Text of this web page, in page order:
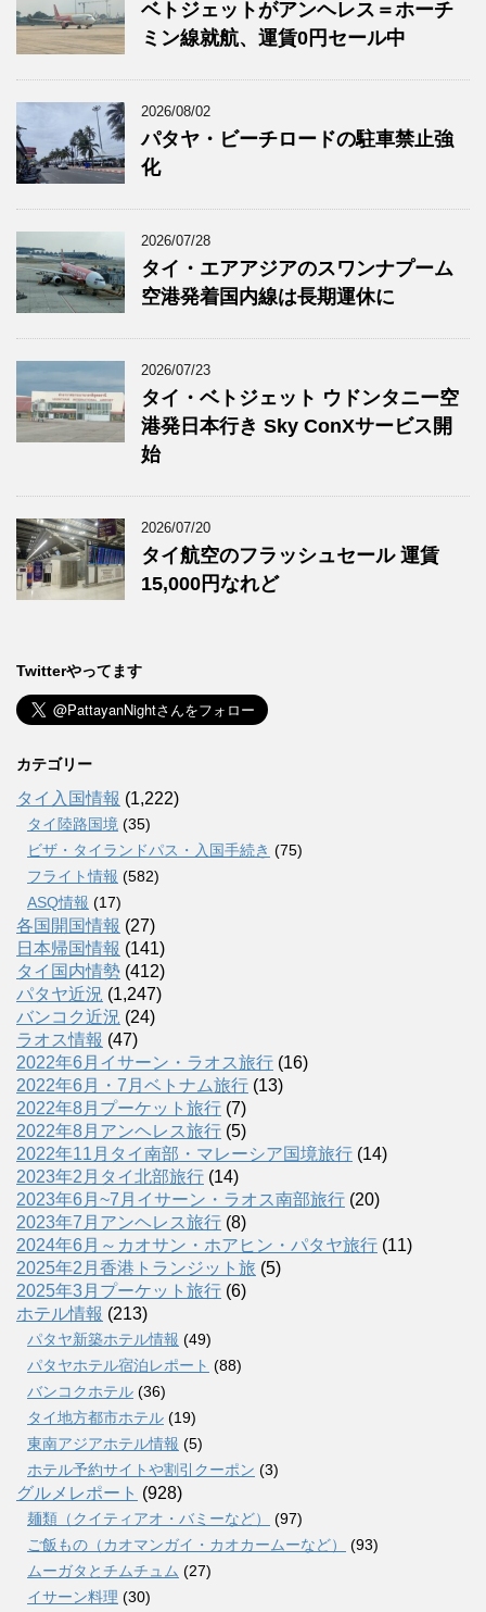
ベトジェットがアンヘレス＝ホーチ
ミン線就航、運賃0円セール中
2026/08/02
パタヤ・ビーチロードの駐車禁止強
化
2026/07/28
タイ・エアアジアのスワンナプーム
空港発着国内線は長期運休に
2026/07/23
タイ・ベトジェット ウドンタニー空
港発日本行き Sky ConXサービス開
始
2026/07/20
タイ航空のフラッシュセール 運賃
15,000円なれど
Twitterやってます
カテゴリー
タイ入国情報 (1,222)
タイ陸路国境 (35)
ビザ・タイランドパス・入国手続き (75)
フライト情報 (582)
ASQ情報 (17)
各国開国情報 (27)
日本帰国情報 (141)
タイ国内情勢 (412)
パタヤ近況 (1,247)
バンコク近況 (24)
ラオス情報 (47)
2022年6月イサーン・ラオス旅行 (16)
2022年6月・7月ベトナム旅行 (13)
2022年8月プーケット旅行 (7)
2022年8月アンヘレス旅行 (5)
2022年11月タイ南部・マレーシア国境旅行 (14)
2023年2月タイ北部旅行 (14)
2023年6月~7月イサーン・ラオス南部旅行 (20)
2023年7月アンヘレス旅行 (8)
2024年6月～カオサン・ホアヒン・パタヤ旅行 (11)
2025年2月香港トランジット旅 (5)
2025年3月プーケット旅行 (6)
ホテル情報 (213)
パタヤ新築ホテル情報 (49)
パタヤホテル宿泊レポート (88)
バンコクホテル (36)
タイ地方都市ホテル (19)
東南アジアホテル情報 (5)
ホテル予約サイトや割引クーポン (3)
グルメレポート (928)
麺類（クイティアオ・バミーなど）
(97)
ご飯もの（カオマンガイ・カオカームーなど）
(93)
ムーガタとチムチュム (27)
イサーン料理 (30)